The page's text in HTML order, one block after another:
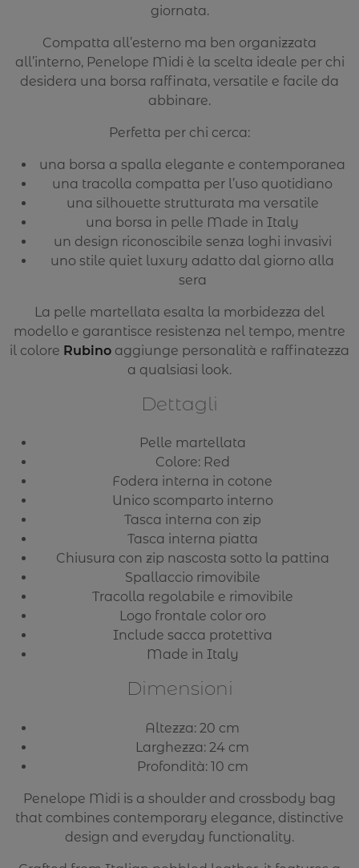
giornata.
Compatta all’esterno ma ben organizzata
all’interno, Penelope Midi è la scelta ideale per chi
desidera una borsa raffinata, versatile e facile da
abbinare.
Perfetta per chi cerca:
una borsa a spalla elegante e contemporanea
una tracolla compatta per l’uso quotidiano
una silhouette strutturata ma versatile
una borsa in pelle Made in Italy
un design riconoscibile senza loghi invasivi
uno stile quiet luxury adatto dal giorno alla
sera
La pelle martellata esalta la morbidezza del
modello e garantisce resistenza nel tempo, mentre
il colore Rubino aggiunge personalità e raffinatezza
a qualsiasi look.
Dettagli
Pelle martellata
Colore: Red
Fodera interna in cotone
Unico scomparto interno
Tasca interna con zip
Tasca interna piatta
Chiusura con zip nascosta sotto la pattina
Spallaccio rimovibile
Tracolla regolabile e rimovibile
Logo frontale color oro
Include sacca protettiva
Made in Italy
Dimensioni
Altezza: 20 cm
Larghezza: 24 cm
Profondità: 10 cm
Penelope Midi is a shoulder and crossbody bag
that combines contemporary elegance, distinctive
design and everyday functionality.